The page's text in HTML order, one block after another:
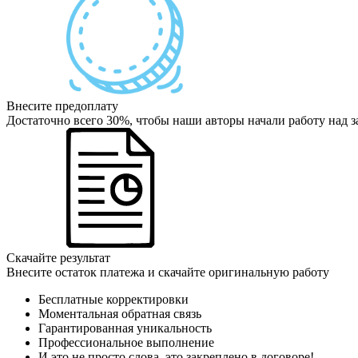
Внесите предоплату
Достаточно всего 30%, чтобы наши авторы начали работу над
Скачайте результат
Внесите остаток платежа и скачайте оригинальную работу
Бесплатные корректировки
Моментальная обратная связь
Гарантированная уникальность
Профессиональное выполнение